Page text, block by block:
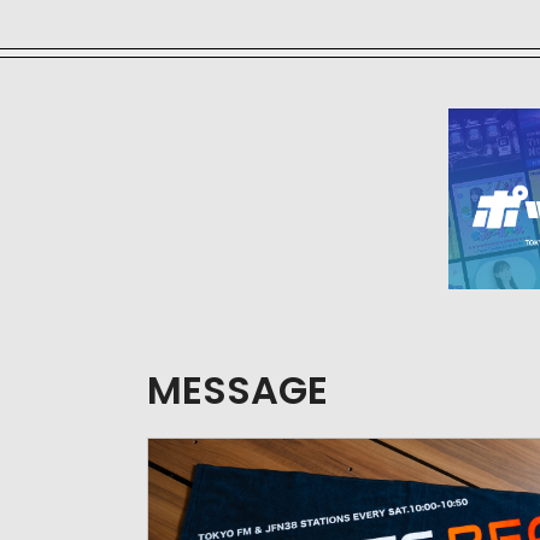
MESSAGE